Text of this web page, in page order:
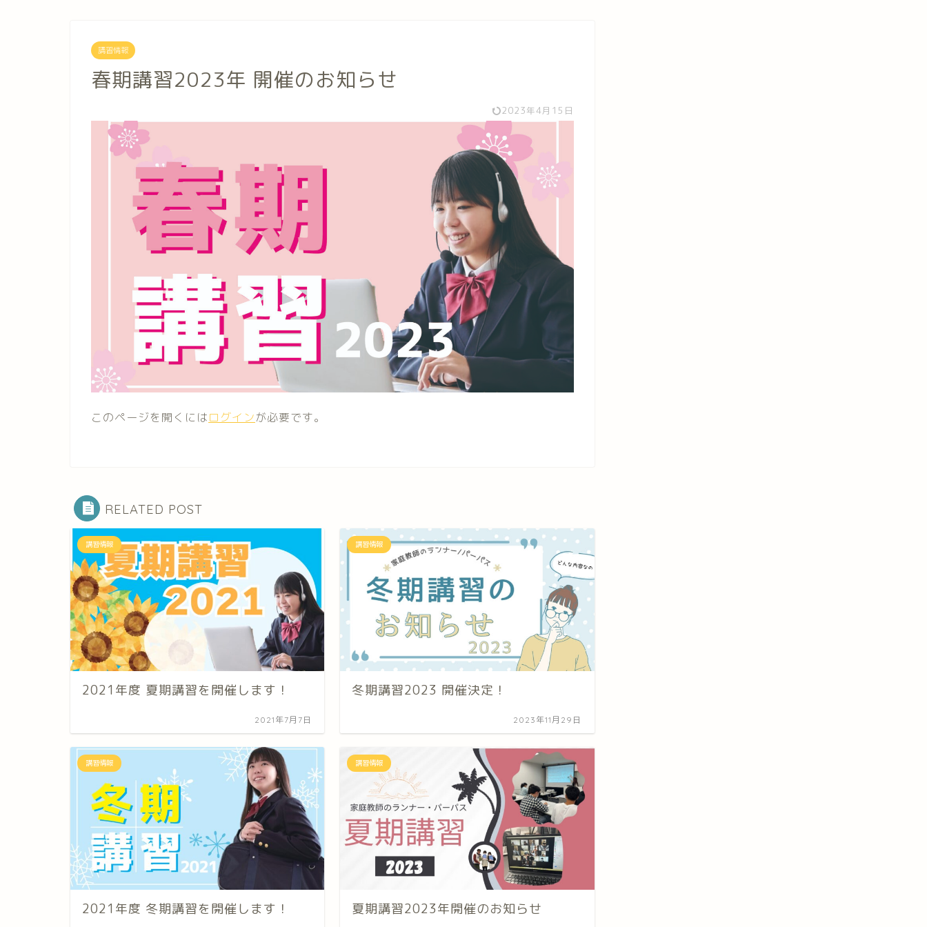
講習情報
春期講習2023年 開催のお知らせ
2023年4月15日
このページを開くにはログインが必要です。
RELATED POST
講習情報
2021年度 夏期講習を開催します！
2021年7月7日
講習情報
冬期講習2023 開催決定！
2023年11月29日
講習情報
2021年度 冬期講習を開催します！
講習情報
夏期講習2023年開催のお知らせ